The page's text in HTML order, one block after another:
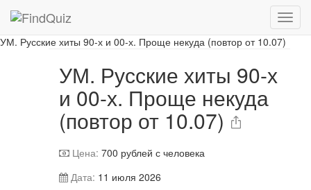
УМ. Русские хиты 90-х и 00-х. Проще некуда (повтор от 10.07)
УМ. Русские хиты 90-х
и 00-х. Проще некуда
(повтор от 10.07)
Цена: 700 рублей с человека
Дата: 11 июля 2026